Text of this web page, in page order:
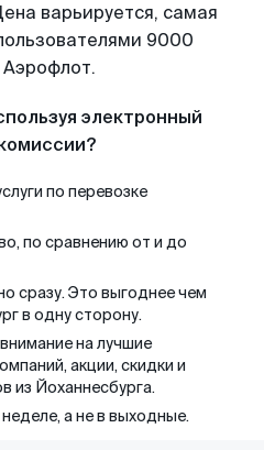
варьируется, самая
9000
электронный
по перевозке
по сравнению от и до
сразу. Это выгоднее чем
в одну сторону.
на лучшие
акции, скидки и
из Йоханнесбурга.
а не в выходные.